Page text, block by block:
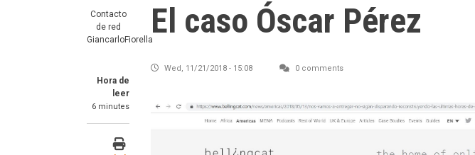
Contacto
de red
GiancarloFiorella
Hora de
leer
6 minutes
El caso Óscar Pérez
Wed, 11/21/2018 - 15:08 0 comments